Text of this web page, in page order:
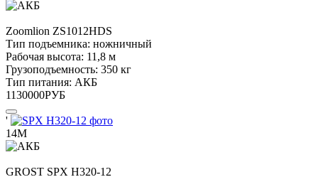
Zoomlion ZS1012HDS
Тип подъемника: ножничный
Рабочая высота: 11,8 м
Грузоподъемность: 350 кг
Тип питания: АКБ
1130000РУБ
'
14М
GROST SPX H320-12